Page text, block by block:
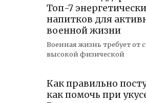
Топ-7
напитков для
военной жизни
Военная жизнь требует от
высокой физической
Как правильно
как помочь при